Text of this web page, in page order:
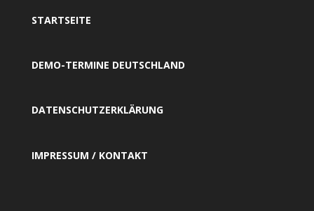
STARTSEITE
DEMO-TERMINE DEUTSCHLAND
DATENSCHUTZERKLÄRUNG
IMPRESSUM / KONTAKT